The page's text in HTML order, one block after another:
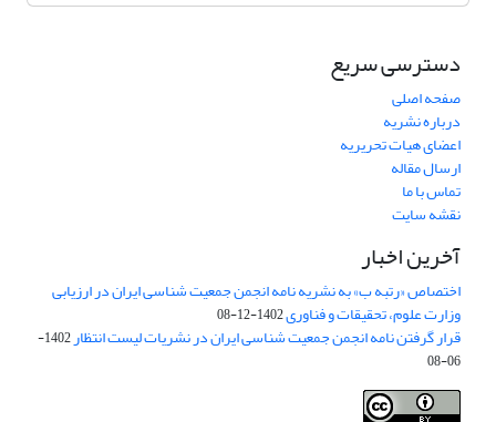
دسترسی سریع
صفحه اصلی
درباره نشریه
اعضای هیات تحریریه
ارسال مقاله
تماس با ما
نقشه سایت
آخرین اخبار
اختصاص «رتبه ب» به نشریه نامه انجمن جمعیت شناسی ایران در ارزیابی
وزارت علوم، تحقیقات و فناوری1402-12-08
قرار گرفتن نامه انجمن جمعیت شناسی ایران در نشریات لیست انتظار
1402-
06-08